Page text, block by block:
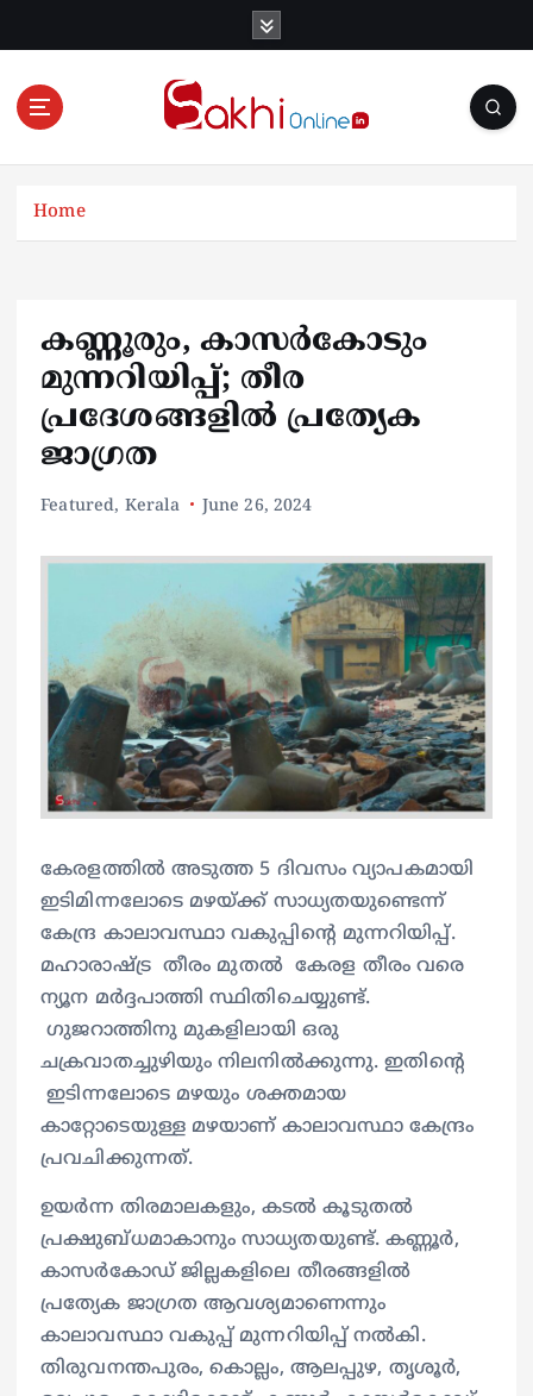
Online News Portal
Home
കണ്ണൂരും, കാസർകോടും
മുന്നറിയിപ്പ്; തീര
പ്രദേശങ്ങളിൽ പ്രത്യേക
ജാഗ്രത
Featured, Kerala June 26, 2024
കേരളത്തിൽ അടുത്ത 5 ദിവസം വ്യാപകമായി
ഇടിമിന്നലോടെ മഴയ്ക്ക് സാധ്യതയുണ്ടെന്ന്
കേന്ദ്ര കാലാവസ്ഥാ വകുപ്പിന്‍റെ മുന്നറിയിപ്പ്.
മഹാരാഷ്ട്ര തീരം മുതൽ കേരള തീരം വരെ
ന്യൂന മർദ്ദപാത്തി സ്ഥിതിചെയ്യുണ്ട്.
ഗുജറാത്തിനു മുകളിലായി ഒരു
ചക്രവാതച്ചുഴിയും നിലനിൽക്കുന്നു. ഇതിന്‍റെ
ഇടിന്നലോടെ മഴയും ശക്തമായ
കാറ്റോടെയുള്ള മഴയാണ് കാലാവസ്ഥാ കേന്ദ്രം
പ്രവചിക്കുന്നത്.
ഉയർന്ന തിരമാലകളും, കടൽ കൂടുതൽ
പ്രക്ഷുബ്ധമാകാനും സാധ്യതയുണ്ട്. കണ്ണൂർ,
കാസർകോഡ് ജില്ലകളിലെ തീരങ്ങളിൽ
പ്രത്യേക ജാഗ്രത ആവശ്യമാണെന്നും
കാലാവസ്ഥാ വകുപ്പ് മുന്നറിയിപ്പ് നൽകി.
തിരുവനന്തപുരം, കൊല്ലം, ആലപ്പുഴ, തൃശൂർ,